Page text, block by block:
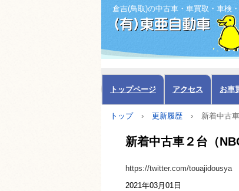
倉吉(鳥取)の中古車・車買取・車検
トップページ アクセス お車
トップ › 更新履歴 › 新着中古
新着中古車２台（
https://twitter.com/touajidousya
2021年03月01日